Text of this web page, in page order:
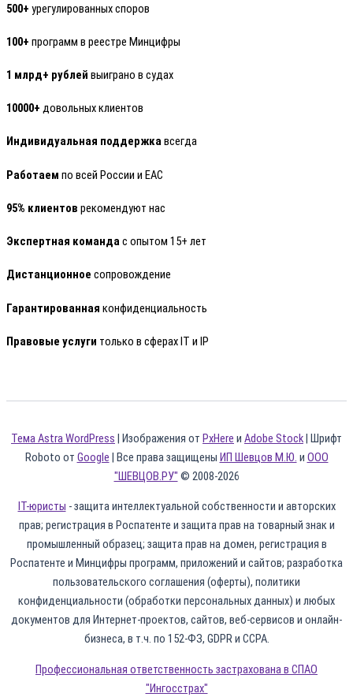
500+ урегулированных споров
100+ программ в реестре Минцифры
1 млрд+ рублей выиграно в судах
10000+ довольных клиентов
Индивидуальная поддержкавсегда
Работаем по всей России и ЕАС
95% клиентов рекомендуют нас
Экспертная командас опытом 15+ лет
Дистанционное сопровождение
Гарантированная конфиденциальность
Правовые услуги только в сферах IT и IP
Тема Astra WordPress | Изображения от PxHere и Adobe Stock| Шрифт
Roboto от Google | Все права защищены ИП Шевцов М.Ю. и ООО
"ШЕВЦОВ.РУ" © 2008-2026
IT-юристы - защита интеллектуальной собственности и авторских
прав; регистрация в Роспатенте и защита прав на товарный знак и
промышленный образец; защита прав на домен, регистрация в
Роспатенте и Минцифры программ, приложений и сайтов; разработка
пользовательского соглашения (оферты), политики
конфиденциальности (обработки персональных данных) и любых
документов для Интернет-проектов, сайтов, веб-сервисов и онлайн-
бизнеса, в т.ч. по 152-ФЗ, GDPR и CCPA.
Профессиональная ответственность застрахована в СПАО
"Ингосстрах"